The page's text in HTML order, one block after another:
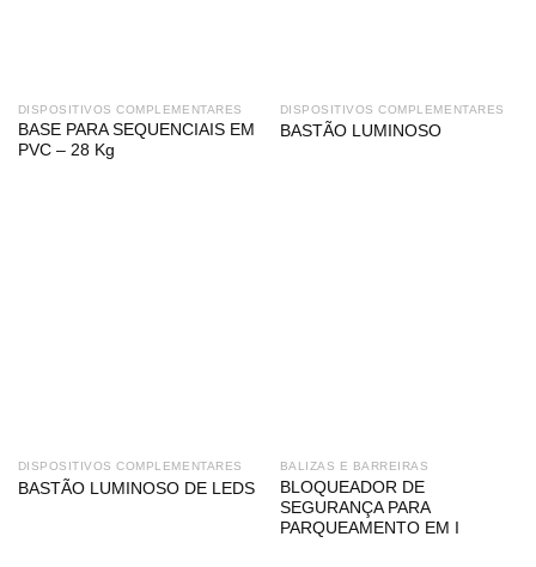
DISPOSITIVOS COMPLEMENTARES
BASE PARA SEQUENCIAIS EM
PVC – 28 Kg
DISPOSITIVOS COMPLEMENTARES
BASTÃO LUMINOSO
DISPOSITIVOS COMPLEMENTARES
BASTÃO LUMINOSO DE LEDS
BALIZAS E BARREIRAS
BLOQUEADOR DE
SEGURANÇA PARA
PARQUEAMENTO EM I